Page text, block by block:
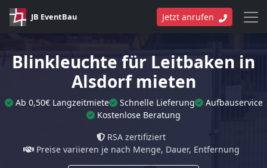
JB EventBau Jetzt anrufen
Blinkleuchte für Leitbaken in
Alsdorf mieten
Ab 0,50€ Langzeitmiete Schnelle Lieferung
Aufbauservice
Kostenlose Beratung
RSA zertifiziert
Preise variieren je nach Menge, Dauer, Entfernung